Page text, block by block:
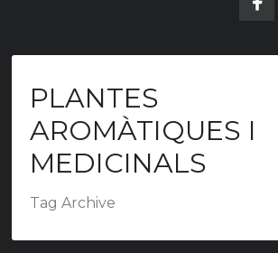
PLANTES
AROMÀTIQUES I
MEDICINALS
Tag Archive